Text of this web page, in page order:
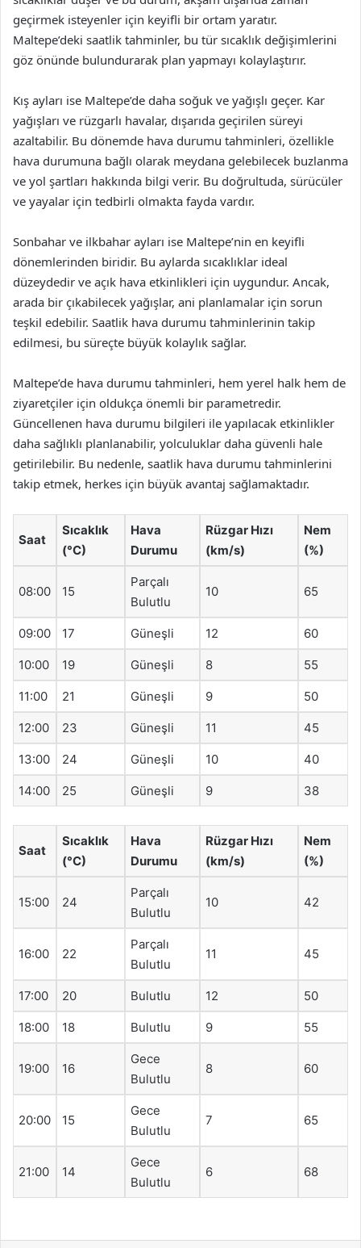
geçirmek isteyenler için keyifli bir ortam yaratır.
Maltepe’deki saatlik tahminler, bu tür sıcaklık değişimlerini
göz önünde bulundurarak plan yapmayı kolaylaştırır.
Kış ayları ise Maltepe’de daha soğuk ve yağışlı geçer. Kar
yağışları ve rüzgarlı havalar, dışarıda geçirilen süreyi
azaltabilir. Bu dönemde hava durumu tahminleri, özellikle
hava durumuna bağlı olarak meydana gelebilecek buzlanma
ve yol şartları hakkında bilgi verir. Bu doğrultuda, sürücüler
ve yayalar için tedbirli olmakta fayda vardır.
Sonbahar ve ilkbahar ayları ise Maltepe’nin en keyifli
dönemlerinden biridir. Bu aylarda sıcaklıklar ideal
düzeydedir ve açık hava etkinlikleri için uygundur. Ancak,
arada bir çıkabilecek yağışlar, ani planlamalar için sorun
teşkil edebilir. Saatlik hava durumu tahminlerinin takip
edilmesi, bu süreçte büyük kolaylık sağlar.
Maltepe’de hava durumu tahminleri, hem yerel halk hem de
ziyaretçiler için oldukça önemli bir parametredir.
Güncellenen hava durumu bilgileri ile yapılacak etkinlikler
daha sağlıklı planlanabilir, yolculuklar daha güvenli hale
getirilebilir. Bu nedenle, saatlik hava durumu tahminlerini
takip etmek, herkes için büyük avantaj sağlamaktadır.
Saat
Sıcaklık
(°C)
Hava
Durumu
Rüzgar Hızı
(km/s)
Nem
(%)
08:00 15
Parçalı
Bulutlu
10 65
09:00 17 Güneşli 12 60
10:00 19 Güneşli 8 55
11:00 21 Güneşli 9 50
12:00 23 Güneşli 11 45
13:00 24 Güneşli 10 40
14:00 25 Güneşli 9 38
Saat
Sıcaklık
(°C)
Hava
Durumu
Rüzgar Hızı
(km/s)
Nem
(%)
15:00 24
Parçalı
Bulutlu
10 42
16:00 22
Parçalı
Bulutlu
11 45
17:00 20 Bulutlu 12 50
18:00 18 Bulutlu 9 55
19:00 16
Gece
Bulutlu
8 60
20:00 15
Gece
Bulutlu
7 65
21:00 14
Gece
Bulutlu
6 68